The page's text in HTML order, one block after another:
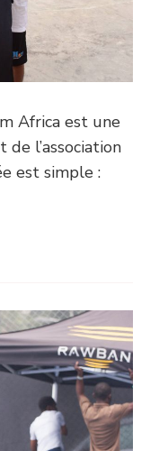
Africa est une
l’association
est simple :